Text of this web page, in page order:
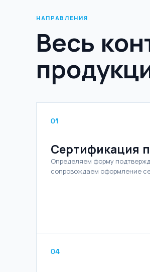
НАПРАВЛЕНИЯ
Весь
01
Сертификация
Определяем форму
сопровождаем оформление
04